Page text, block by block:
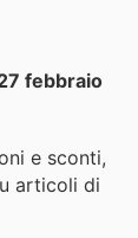
febbraio
e sconti,
articoli di